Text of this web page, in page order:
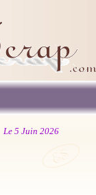
Le 5 Juin 2026